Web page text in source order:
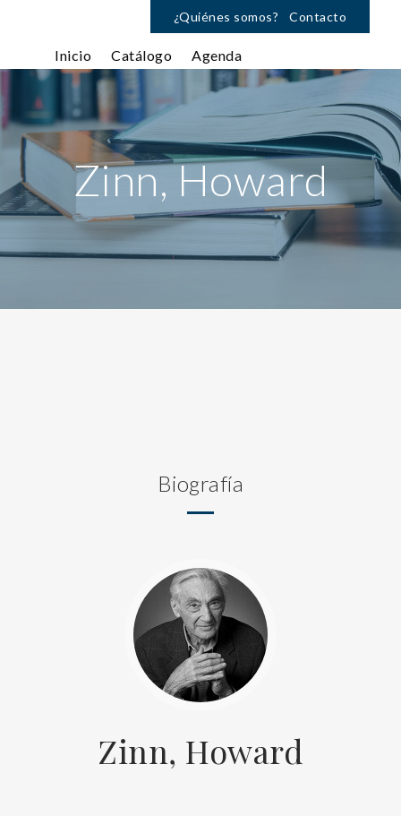
¿Quiénes somos? Contacto
Inicio Catálogo Agenda
Zinn, Howard
Biografía
Zinn, Howard